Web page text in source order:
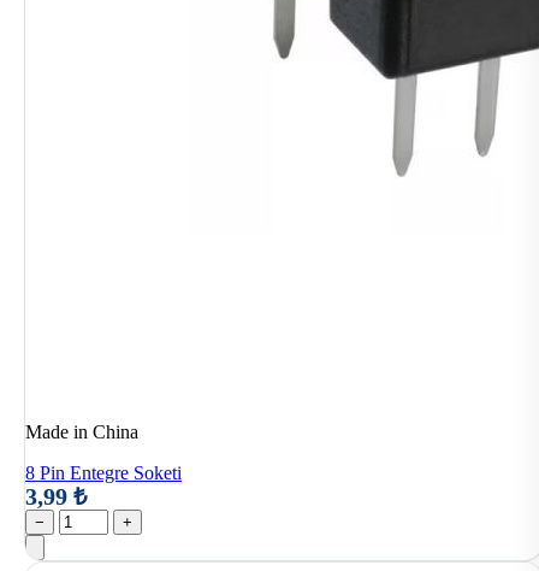
Made in China
8 Pin Entegre Soketi
3,99 ₺
− +